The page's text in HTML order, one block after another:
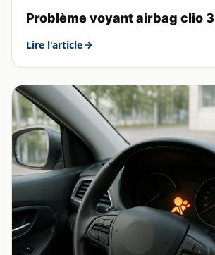
Problème voyant airbag clio 3
Lire l'article